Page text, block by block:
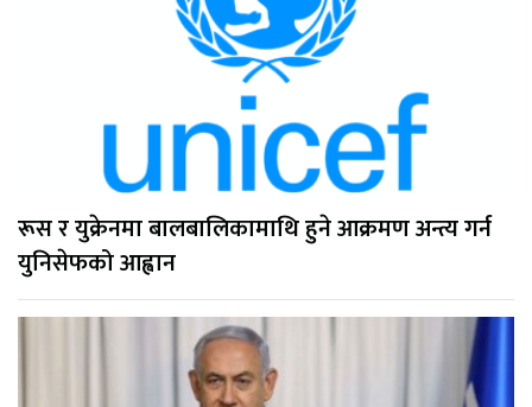
रूस र युक्रेनमा बालबालिकामाथि हुने आक्रमण अन्त्य गर्न
युनिसेफको आह्वान